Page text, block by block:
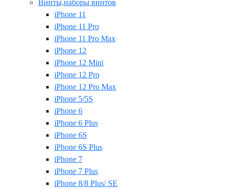
Винты,наборы винтов
iPhone 11
iPhone 11 Pro
iPhone 11 Pro Max
iPhone 12
iPhone 12 Mini
iPhone 12 Pro
iPhone 12 Pro Max
iPhone 5/5S
iPhone 6
iPhone 6 Plus
iPhone 6S
iPhone 6S Plus
iPhone 7
iPhone 7 Plus
iPhone 8/8 Plus/ SE